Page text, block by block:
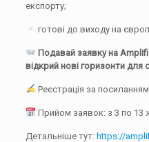
експорту;
готові до виходу на
Подавай заявку на
відкрий нові горизонти для
Реєстрація за
Прийом заявок: з 3 по 13
Детальніше тут: https://